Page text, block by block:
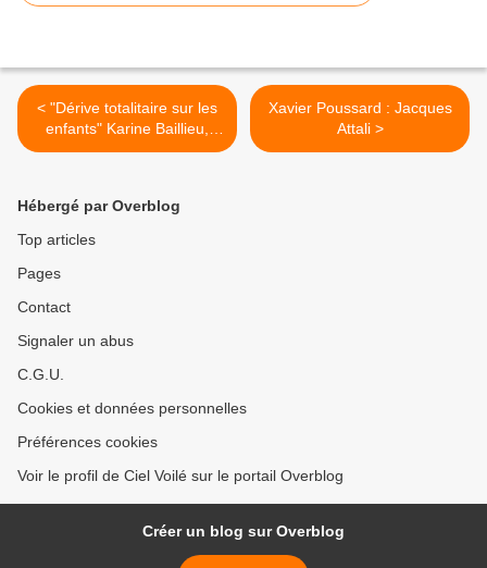
< "Dérive totalitaire sur les
enfants" Karine Baillieu,
Virginie de Araújo-Recchia
Xavier Poussard : Jacques
Attali >
Hébergé par Overblog
Top articles
Pages
Contact
Signaler un abus
C.G.U.
Cookies et données personnelles
Préférences cookies
Voir le profil de Ciel Voilé sur le portail Overblog
Créer un blog sur Overblog